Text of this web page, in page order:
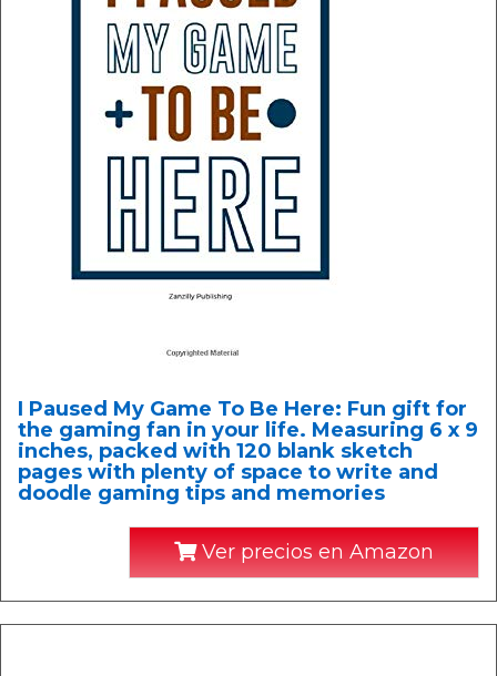
I Paused My Game To Be Here: Fun gift for
the gaming fan in your life. Measuring 6 x 9
inches, packed with 120 blank sketch
pages with plenty of space to write and
doodle gaming tips and memories
Ver precios en Amazon